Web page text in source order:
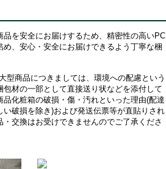
品を安全にお届けするため、精密性の高いPC
、安心・安全にお届けできるよう丁寧な梱
型商品につきましては、環境への配慮という
材の一部として直接送り状などを添付して
化粧箱の破損・傷・汚れといった理由(配達
破損を除き)および発送伝票等が直貼りされ
交換はお受けできませんのでご了承くださ